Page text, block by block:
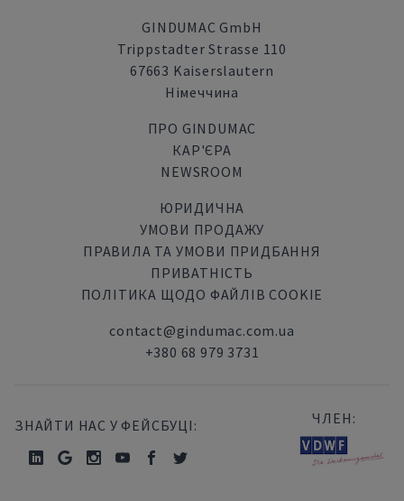
GINDUMAC GmbH
Trippstadter Strasse 110
67663 Kaiserslautern
Німеччина
ПРО GINDUMAC
КАР'ЄРА
NEWSROOM
ЮРИДИЧНА
УМОВИ ПРОДАЖУ
ПРАВИЛА ТА УМОВИ ПРИДБАННЯ
ПРИВАТНІСТЬ
ПОЛІТИКА ЩОДО ФАЙЛІВ COOKIE
contact@gindumac.com.ua
+380 68 979 3731
ЗНАЙТИ НАС У ФЕЙСБУЦІ: ЧЛЕН: